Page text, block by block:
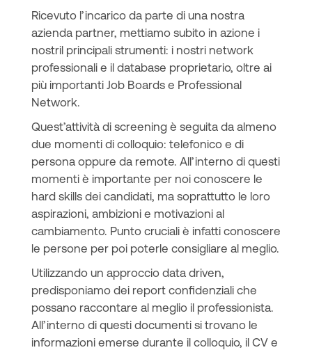
Ricevuto l’incarico da parte di una nostra
azienda partner, mettiamo subito in azione i
nostril principali strumenti: i nostri network
professionali e il database proprietario, oltre ai
più importanti Job Boards e Professional
Network.
Quest’attività di screening è seguita da almeno
due momenti di colloquio: telefonico e di
persona oppure da remote. All’interno di questi
momenti è importante per noi conoscere le
hard skills dei candidati, ma soprattutto le loro
aspirazioni, ambizioni e motivazioni al
cambiamento. Punto cruciali è infatti conoscere
le persone per poi poterle consigliare al meglio.
Utilizzando un approccio data driven,
predisponiamo dei report confidenziali che
possano raccontare al meglio il professionista.
All’interno di questi documenti si trovano le
informazioni emerse durante il colloquio, il CV e